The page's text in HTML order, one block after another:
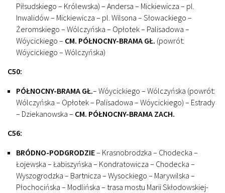
Piłsudskiego – Królewska) – Andersa – Mickiewicza – pl.
Inwalidów – Mickiewicza – pl. Wilsona – Słowackiego –
Żeromskiego – Wólczyńska – Opłotek – Palisadowa –
Wóycickiego – CM. PÓŁNOCNY-BRAMA GŁ. (powrót:
Wóycickiego – Wólczyńska)
C50:
PÓŁNOCNY-BRAMA GŁ.– Wóycickiego – Wólczyńska (powrót:
Wólczyńska – Opłotek – Palisadowa – Wóycickiego) – Estrady
– Dziekanowska – CM. PÓŁNOCNY-BRAMA ZACH.
C56:
BRÓDNO-PODGRODZIE– Krasnobrodzka – Chodecka –
Łojewska – Łabiszyńska – Kondratowicza – Chodecka –
Wyszogrodzka – Bartnicza – Wysockiego – Marywilska –
Płochocińska – Modlińska – trasa mostu Marii Skłodowskiej-